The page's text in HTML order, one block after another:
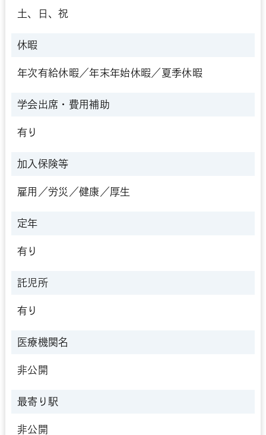
土、日、祝
休暇
年次有給休暇／年末年始休暇／夏季休暇
学会出席・ 費用補助
有り
加入保険等
雇用／労災／健康／厚生
定年
有り
託児所
有り
医療機関名
非公開
最寄り駅
非公開